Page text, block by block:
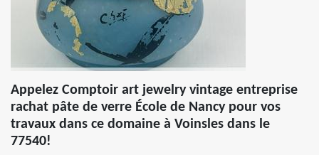
Appelez Comptoir art jewelry vintage entreprise
rachat pâte de verre École de Nancy pour vos
travaux dans ce domaine à Voinsles dans le
77540!